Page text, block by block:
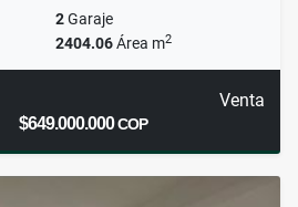
2Garaje
2404.06Área m2
Venta
$649.000.000COP